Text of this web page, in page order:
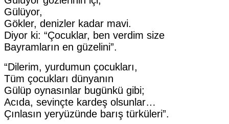
Gülüyor,
Gökler, denizler kadar mavi.
Diyor ki: “Çocuklar, ben verdim size
Bayramların en güzelini”.
“Dilerim, yurdumun çocukları,
Tüm çocukları dünyanın
Gülüp oynasınlar bugünkü gibi;
Acıda, sevinçte kardeş olsunlar…
Çınlasın yeryüzünde barış türküleri”.